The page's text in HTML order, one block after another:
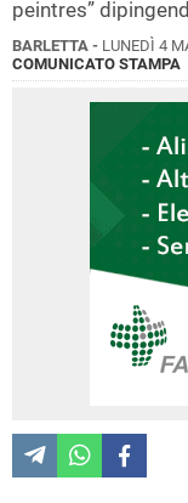
peintres”
BARLETTA - LUNEDÌ 4
COMUNICATO STAMPA